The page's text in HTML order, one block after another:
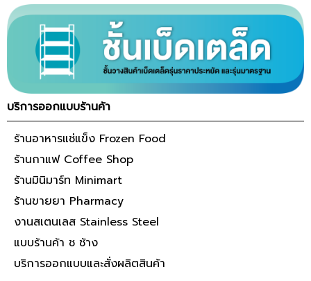
บริการออกแบบร้านค้า
ร้านอาหารแช่แข็ง Frozen Food
ร้านกาแฟ Coffee Shop
ร้านมินิมาร์ท Minimart
ร้านขายยา Pharmacy
งานสเตนเลส Stainless Steel
แบบร้านค้า ช ช้าง
บริการออกแบบและสั่งผลิตสินค้า